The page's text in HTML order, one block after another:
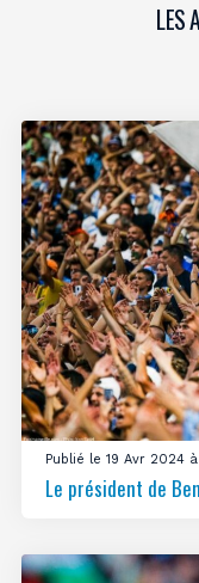
LES
Publié le 19 Avr 2024
Le président de